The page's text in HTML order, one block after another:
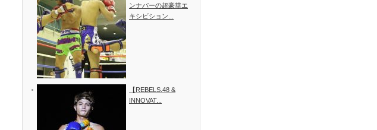
ンナパーの超豪華エ
キシビション...
【REBELS.48 &
INNOVAT...